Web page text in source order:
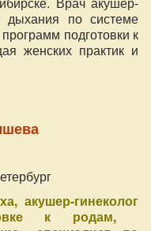
дыхания по системе
подготовки к
женских практик и
акушер-гинеколог
к родам